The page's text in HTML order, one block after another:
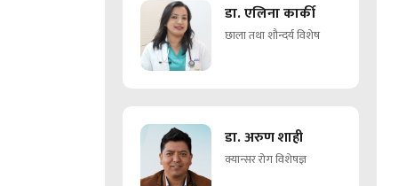
डा. एलिना कार्की
छाला तथा शौन्दर्य विशेष
डा. अरुण शाही
क्यान्सर रोग विशेषज्ञ